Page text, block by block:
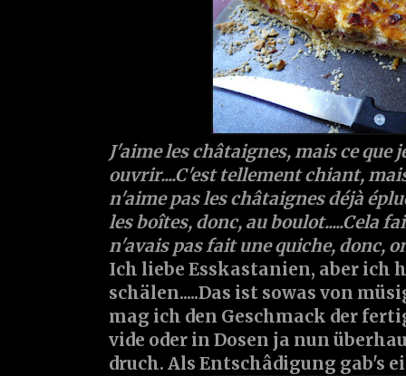
J'aime les châtaignes, mais ce que
ouvrir....C'est tellement chiant,
n'aime pas les châtaignes déjà
les boîtes, donc, au boulot.....Cela
n'avais pas fait une quiche, donc,
Ich liebe Esskastanien, aber ich
schälen.....Das ist sowas von
mag ich den Geschmack der
vide oder in Dosen ja nun
druch. Als Entschâdigung gab's